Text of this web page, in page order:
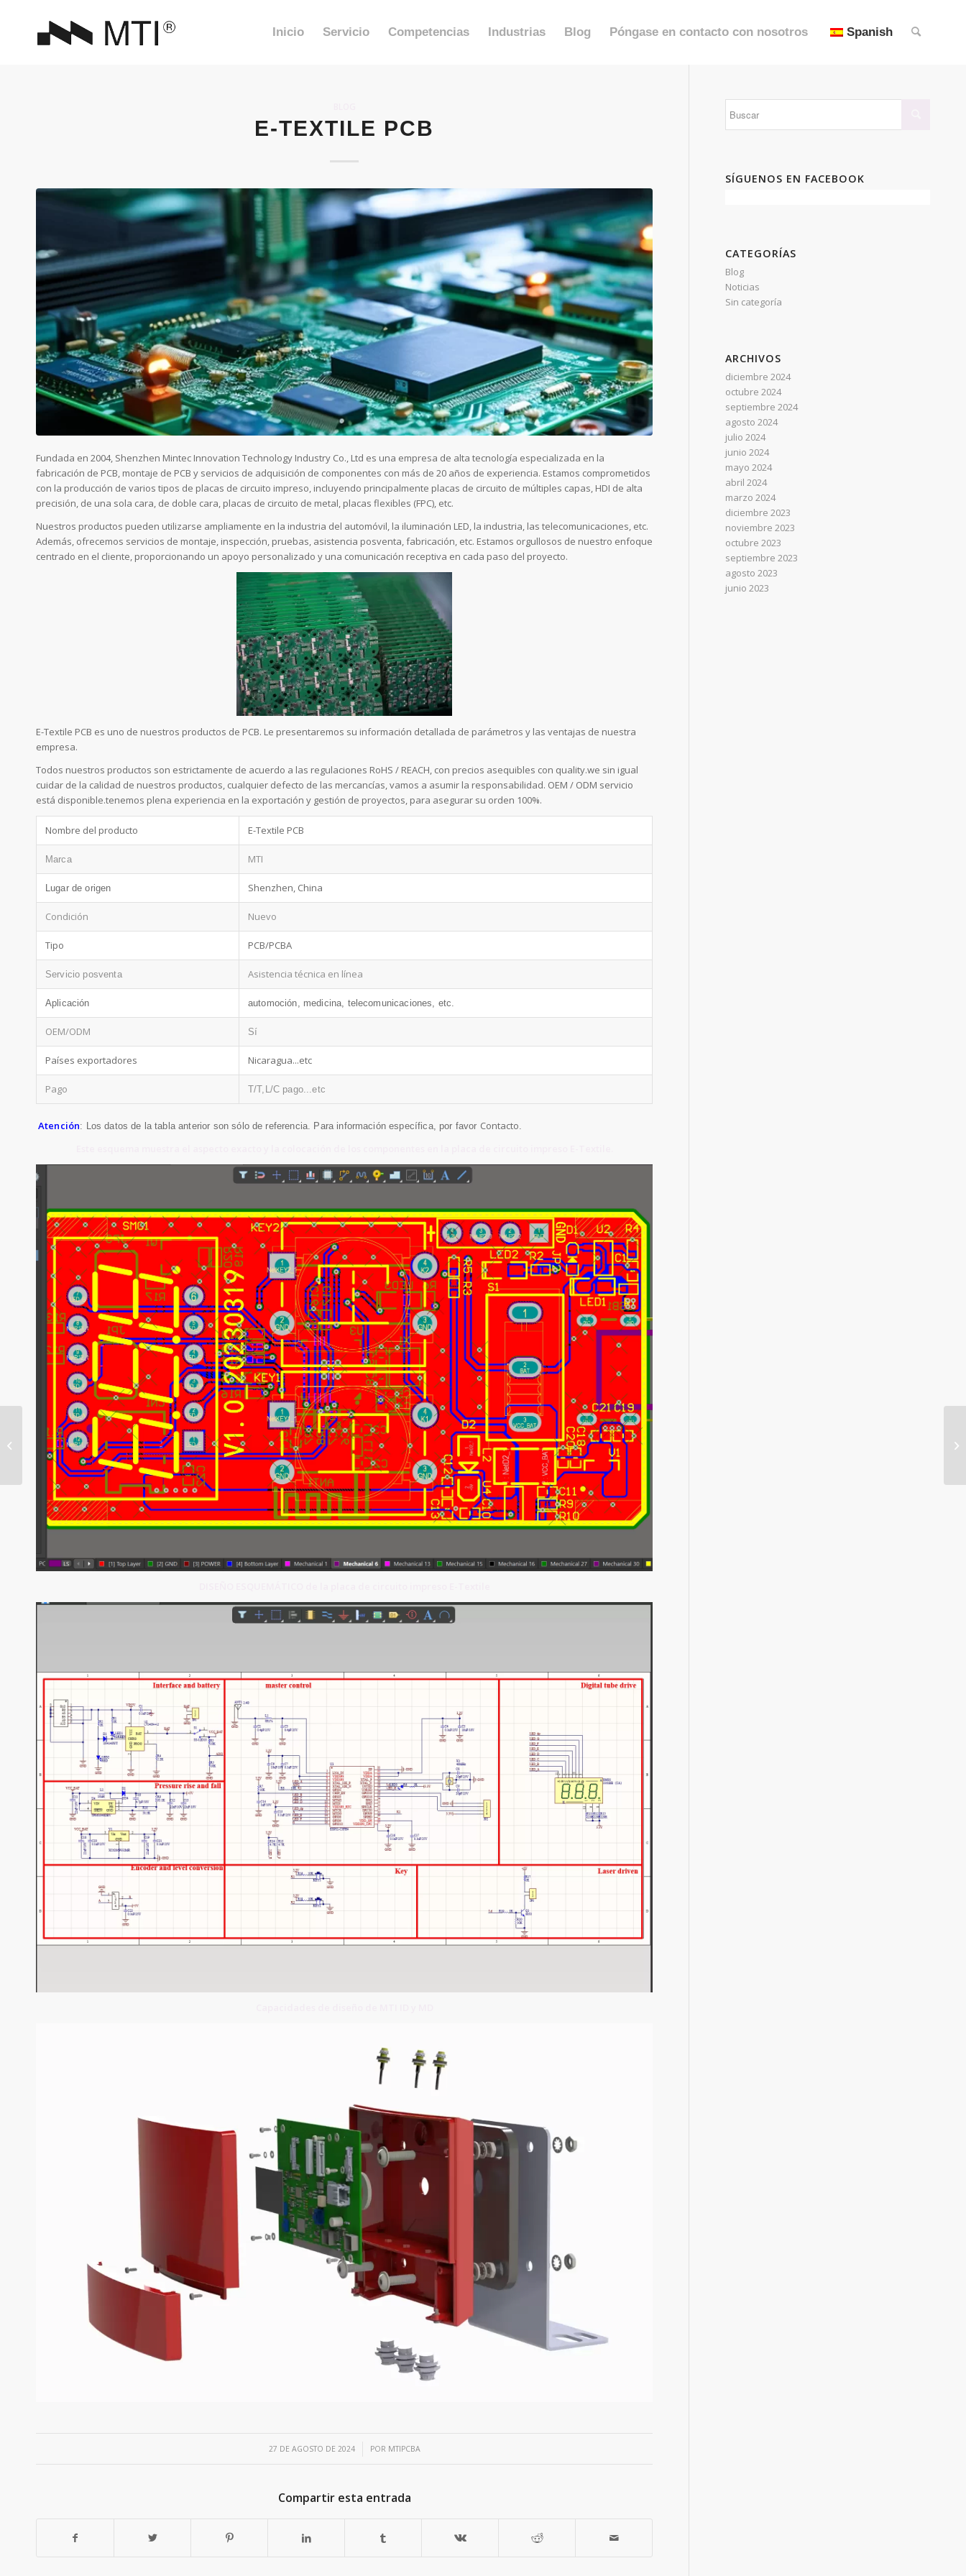
Inicio Servicio Competencias Industrias Blog Póngase en contacto con nosotros Spanish
E-TEXTILE PCB
Fundada en 2004, Shenzhen Mintec Innovation Technology Industry Co., Ltd es una empresa de alta tecnología especializada en la
fabricación de PCB, montaje de PCB y servicios de adquisición de componentes con más de 20 años de experiencia. Estamos comprometidos
con la producción de varios tipos de placas de circuito impreso, incluyendo principalmente placas de circuito de múltiples capas, HDI de alta
precisión, de una sola cara, de doble cara, placas de circuito de metal, placas flexibles (FPC), etc.
Nuestros productos pueden utilizarse ampliamente en la industria del automóvil, la iluminación LED, la industria, las telecomunicaciones, etc.
Además, ofrecemos servicios de montaje, inspección, pruebas, asistencia posventa, fabricación, etc. Estamos orgullosos de nuestro enfoque
centrado en el cliente, proporcionando un apoyo personalizado y una comunicación receptiva en cada paso del proyecto.
E-Textile PCB es uno de nuestros productos de PCB. Le presentaremos su información detallada de parámetros y las ventajas de nuestra
empresa.
Todos nuestros productos son estrictamente de acuerdo a las regulaciones RoHS / REACH, con precios asequibles con quality.we sin igual
cuidar de la calidad de nuestros productos, cualquier defecto de las mercancías, vamos a asumir la responsabilidad. OEM / ODM servicio
está disponible.tenemos plena experiencia en la exportación y gestión de proyectos, para asegurar su orden 100%.
Nombre del producto E-Textile PCB
Marca MTI
Lugar de origen Shenzhen, China
Condición Nuevo
Tipo PCB/PCBA
Servicio posventa Asistencia técnica en línea
Aplicación automoción, medicina, telecomunicaciones, etc.
OEM/ODM Sí
Países exportadores Nicaragua...etc
Pago T/T,L/C pago...etc
Atención: Los datos de la tabla anterior son sólo de referencia. Para información específica, por favor Contacto
27 DE AGOSTO DE 2024
/ POR MTIPCBA
Compartir esta entrada
SÍGUENOS EN FACEBOOK
CATEGORÍAS
Blog
Noticias
Sin categoría
ARCHIVOS
diciembre 2024
octubre 2024
septiembre 2024
agosto 2024
julio 2024
junio 2024
mayo 2024
abril 2024
marzo 2024
diciembre 2023
noviembre 2023
octubre 2023
septiembre 2023
agosto 2023
junio 2023
E-Textile Flex PCB